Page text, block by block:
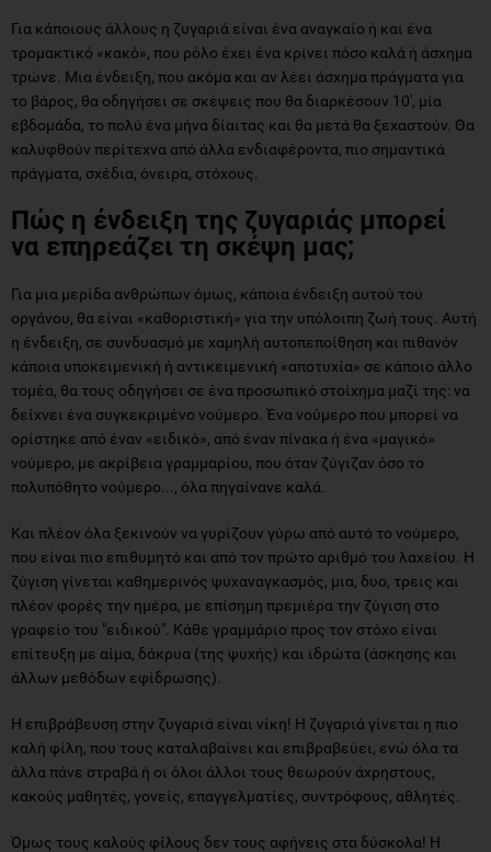
Για κάποιους άλλους η ζυγαριά είναι ένα αναγκαίο ή και ένα
τρομακτικό «κακό», που ρόλο έχει ένα κρίνει πόσο καλά ή άσχημα
τρώνε. Μια ένδειξη, που ακόμα και αν λέει άσχημα πράγματα για
το βάρος, θα οδηγήσει σε σκέψεις που θα διαρκέσουν 10', μία
εβδομάδα, το πολύ ένα μήνα δίαιτας και θα μετά θα ξεχαστούν. Θα
καλυφθούν περίτεχνα από άλλα ενδιαφέροντα, πιο σημαντικά
πράγματα, σχέδια, όνειρα, στόχους.
Πώς η ένδειξη της ζυγαριάς μπορεί
να επηρεάζει τη σκέψη μας;
Για μια μερίδα ανθρώπων όμως, κάποια ένδειξη αυτού του
οργάνου, θα είναι «καθοριστική» για την υπόλοιπη ζωή τους. Αυτή
η ένδειξη, σε συνδυασμό με χαμηλή αυτοπεποίθηση και πιθανόν
κάποια υποκειμενική ή αντικειμενική «αποτυχία» σε κάποιο άλλο
τομέα, θα τους οδηγήσει σε ένα προσωπικό στοίχημα μαζί της: να
δείχνει ένα συγκεκριμένο νούμερο. Ένα νούμερο που μπορεί να
ορίστηκε από έναν «ειδικό», από έναν πίνακα ή ένα «μαγικό»
νούμερο, με ακρίβεια γραμμαρίου, που όταν ζύγιζαν όσο το
πολυπόθητο νούμερο..., όλα πηγαίνανε καλά.
Και πλέον όλα ξεκινούν να γυρίζουν γύρω από αυτό το νούμερο,
που είναι πιο επιθυμητό και από τον πρώτο αριθμό του λαχείου. Η
ζύγιση γίνεται καθημερινός ψυχαναγκασμός, μια, δυο, τρεις και
πλέον φορές την ημέρα, με επίσημη πρεμιέρα την ζύγιση στο
γραφείο του "ειδικού". Κάθε γραμμάριο προς τον στόχο είναι
επίτευξη με αίμα, δάκρυα (της ψυχής) και ιδρώτα (άσκησης και
άλλων μεθόδων εφίδρωσης).
Η επιβράβευση στην ζυγαριά είναι νίκη! Η ζυγαριά γίνεται η πιο
καλή φίλη, που τους καταλαβαίνει και επιβραβεύει, ενώ όλα τα
άλλα πάνε στραβά ή οι όλοι άλλοι τους θεωρούν άχρηστους,
κακούς μαθητές, γονείς, επαγγελματίες, συντρόφους, αθλητές.
Όμως τους καλούς φίλους δεν τους αφήνεις στα δύσκολα! Η